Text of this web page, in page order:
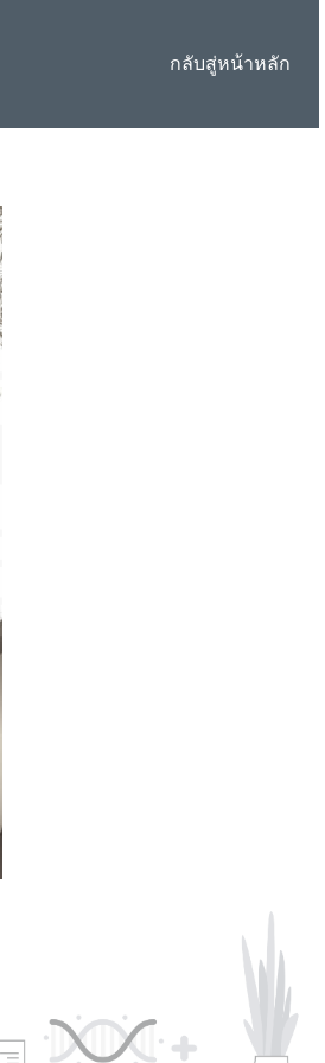
กลับสู่หน้าหลัก